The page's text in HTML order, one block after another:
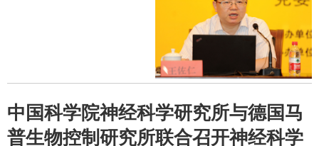
中国科学院神经科学研究所与德国马
普生物控制研究所联合召开神经科学